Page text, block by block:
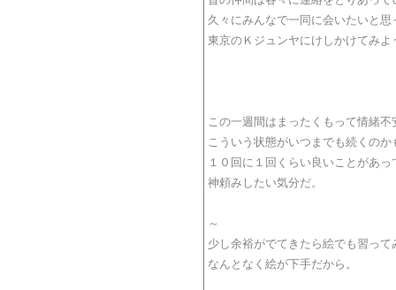
久々にみんなで一同に会いたいと思
東京のＫジュンヤにけしかけてみよ
この一週間はまったくもって情緒不
こういう状態がいつまでも続くのか
１０回に１回くらい良いことがあ
神頼みしたい気分だ。
～
少し余裕がでてきたら絵でも習って
なんとなく絵が下手だから。